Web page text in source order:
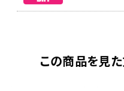
この商品を見